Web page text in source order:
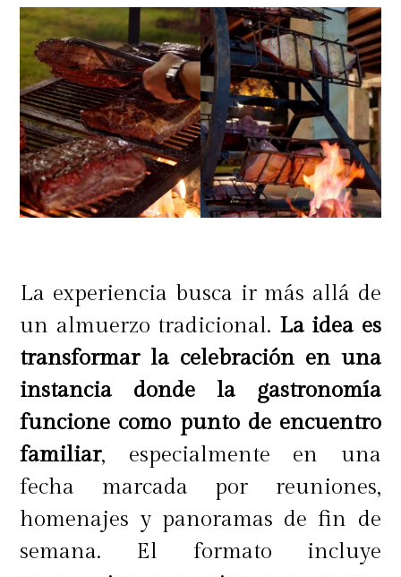
800cc agua, 400 cc de vino blanco
(Sauvignon blanc de preferencia),
700 gr azúcar blanca granulada y
10 gr. Ácido cítrico. Mate
Clarificado: Para el mate: 1,5 lt de
agua hervida a no más de 80°,
incorporar 150 gr de mate y dejar
Para Clarificar: Usar 700cc de mate,
en una olla con 7,5 gr de agar agar.
Llevar a hervor e incorporar los
otros 700 cc de mate restante.
Congelar por 3 horas y luego filtrar
en un colador de tela. Syrup simple:
misma proporción de agua y azúcar
blanca granulada. Luego va todo a
una gasificadora para generar gas.
La experiencia busca ir más allá de
un almuerzo tradicional. La idea es
transformar la celebración en una
instancia donde la gastronomía
funcione como punto de encuentro
familiar, especialmente en una
fecha marcada por reuniones,
homenajes y panoramas de fin de
semana. El formato incluye